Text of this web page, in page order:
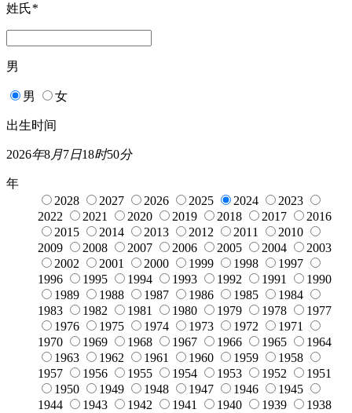
姓氏*
男
男 女
出生时间
2026年8月7日18时50分
年
2028
2027 2026 2025 2024
2023
2022
2021 2020 2019 2018 2017
2016
2015
2014 2013 2012 2011
2010
2009
2008 2007 2006 2005 2004
2003
2002
2001 2000 1999 1998
1997
1996
1995 1994 1993 1992 1991
1990
1989
1988 1987 1986 1985
1984
1983
1982 1981 1980 1979 1978
1977
1976
1975 1974 1973 1972
1971
1970
1969 1968 1967 1966 1965
1964
1963
1962 1961 1960 1959
1958
1957
1956 1955 1954 1953 1952
1951
1950
1949 1948 1947 1946
1945
1944
1943 1942 1941 1940 1939
1938